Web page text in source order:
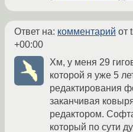
Ответ на: комментарий от
+00:00
Хм, у меня 29
которой я уже 5
редактирования
заканчивая
редактором.
который по сути